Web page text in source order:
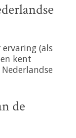
(als
kent
de